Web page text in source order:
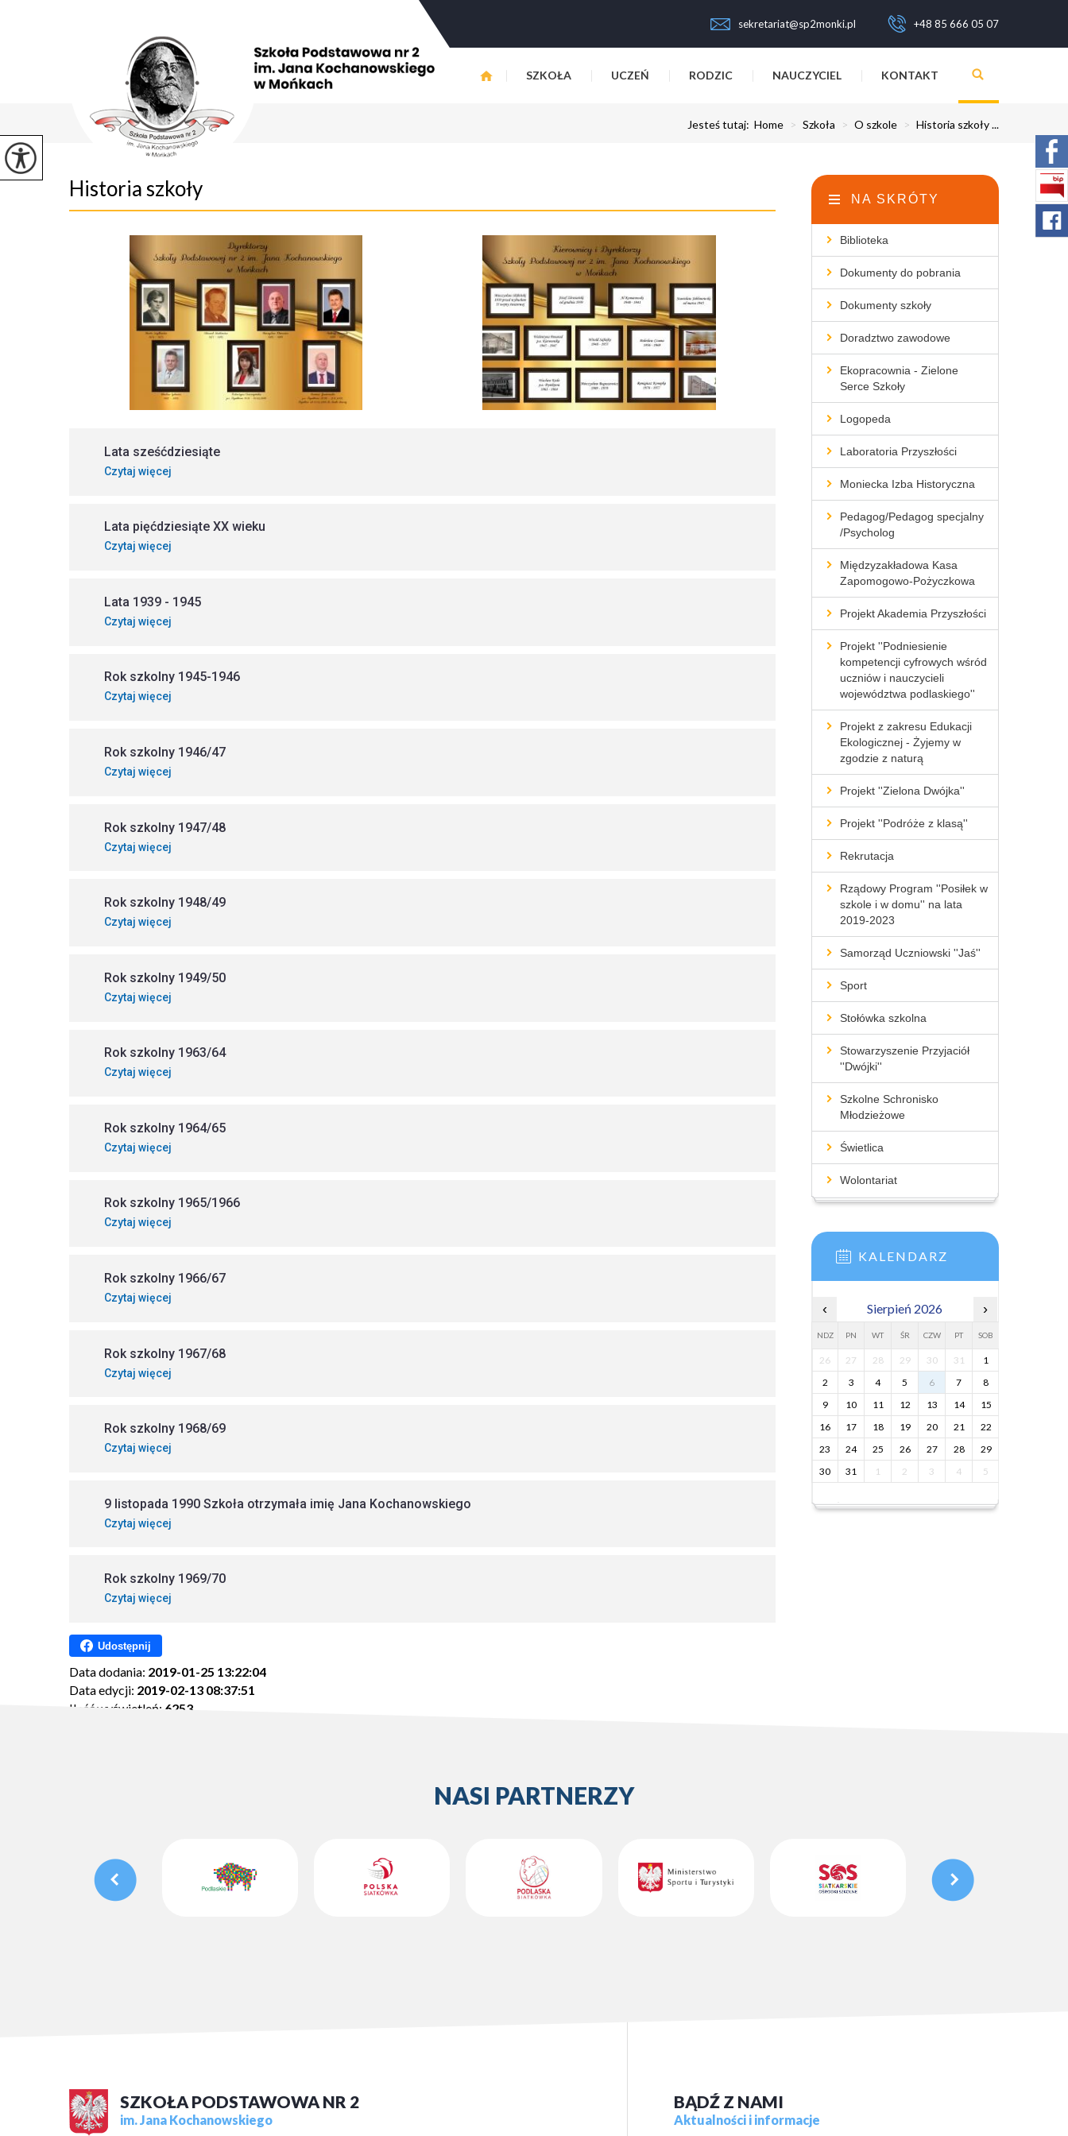
sekretariat@sp2monki.pl +48 85 666 05 07
SZKOŁA UCZEŃ RODZIC NAUCZYCIEL KONTAKT
Jesteś tutaj: Home > Szkoła > O szkole > Historia szkoły ...
Historia szkoły
Lata sześćdziesiąte
Czytaj więcej
Lata pięćdziesiąte XX wieku
Czytaj więcej
Lata 1939 - 1945
Czytaj więcej
Rok szkolny 1945-1946
Czytaj więcej
Rok szkolny 1946/47
Czytaj więcej
Rok szkolny 1947/48
Czytaj więcej
Rok szkolny 1948/49
Czytaj więcej
Rok szkolny 1949/50
Czytaj więcej
Rok szkolny 1963/64
Czytaj więcej
Rok szkolny 1964/65
Czytaj więcej
Rok szkolny 1965/1966
Czytaj więcej
Rok szkolny 1966/67
Czytaj więcej
Rok szkolny 1967/68
Czytaj więcej
Rok szkolny 1968/69
Czytaj więcej
9 listopada 1990 Szkoła otrzymała imię Jana Kochanowskiego
Czytaj więcej
Rok szkolny 1969/70
Czytaj więcej
Udostępnij
Data dodania: 2019-01-25 13:22:04
Data edycji: 2019-02-13 08:37:51
Ilość wyświetleń: 6253
NA SKRÓTY
Biblioteka
Dokumenty do pobrania
Dokumenty szkoły
Doradztwo zawodowe
Ekopracownia - Zielone
Serce Szkoły
Logopeda
Laboratoria Przyszłości
Moniecka Izba Historyczna
Pedagog/Pedagog specjalny
/Psycholog
Międzyzakładowa Kasa
Zapomogowo-Pożyczkowa
Projekt Akademia Przyszłości
Projekt ''Podniesienie
kompetencji cyfrowych wśród
uczniów i nauczycieli
województwa podlaskiego''
Projekt z zakresu Edukacji
Ekologicznej - Żyjemy w
zgodzie z naturą
Projekt ''Zielona Dwójka''
Projekt ''Podróże z klasą''
Rekrutacja
Rządowy Program ''Posiłek w
szkole i w domu'' na lata
2019-2023
Samorząd Uczniowski ''Jaś''
Sport
Stołówka szkolna
Stowarzyszenie Przyjaciół
''Dwójki''
Szkolne Schronisko
Młodzieżowe
Świetlica
Wolontariat
KALENDARZ
‹ Sierpień 2026 ›
NDZ PN WT ŚR CZW PT SOB
26 27 28 29 30 31
1
2
3 4 5 6 7
8
9
10 11 12 13 14
15
16
17 18 19 20 21
22
23
24 25 26 27 28
29
30
31 1 2 3 4 5
NASI PARTNERZY
SZKOŁA PODSTAWOWA NR 2
im. Jana Kochanowskiego
BĄDŹ Z NAMI
Aktualności i informacje